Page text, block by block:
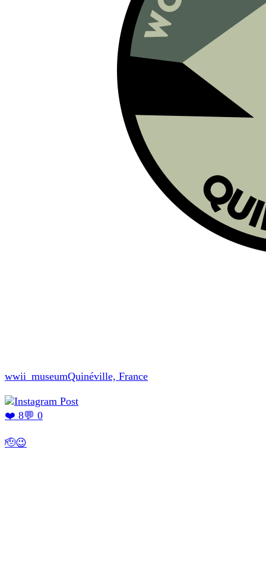
wwii_museumQuinéville, France
❤️ 8💬 0
🫡😉